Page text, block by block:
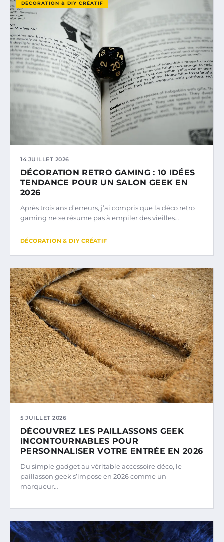
DÉCORATION & DIY CRÉATIF
14 JUILLET 2026
DÉCORATION RETRO GAMING : 10 IDÉES
TENDANCE POUR UN SALON GEEK EN
2026
Après trois ans d’erreurs, j’ai compris que la déco retro
gaming ne se résume pas à empiler des vieilles…
DÉCORATION & DIY CRÉATIF
5 JUILLET 2026
DÉCOUVREZ LES PAILLASSONS GEEK
INCONTOURNABLES POUR
PERSONNALISER VOTRE ENTRÉE EN 2026
Du simple gadget au véritable accessoire déco, le
paillasson geek s’impose en 2026 comme un
marqueur…